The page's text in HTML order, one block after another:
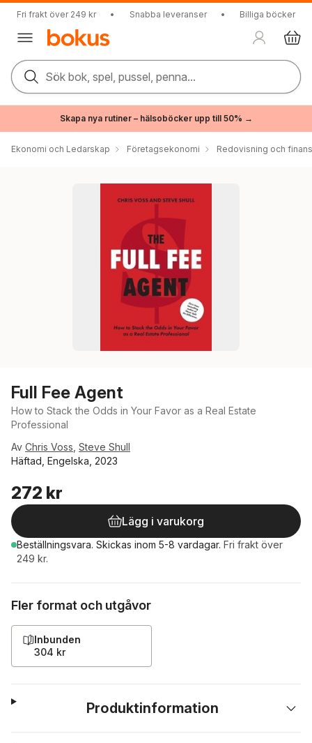
Fri frakt över 249 kr • Snabba leveranser • Billiga böcker
Sök bok, spel, pussel, penna...
Skapa nya rutiner – hälsoböcker upp till 50% →
Ekonomi och Ledarskap Företagsekonomi Redovisning och
Full Fee Agent
How to Stack the Odds in Your Favor as a Real Estate
Professional
Av Chris Voss Steve Shull
Häftad, Engelska, 2023
272 kr
Lägg i varukorg
Beställningsvara. Skickas inom 5-8 vardagar. Fri frakt över
249 kr.
Fler format och utgåvor
Inbunden
304 kr
Produktinformation